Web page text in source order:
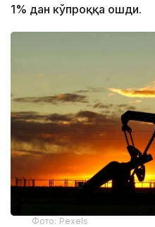
1% дан кўпроққа ошди.
Фото: Pexels